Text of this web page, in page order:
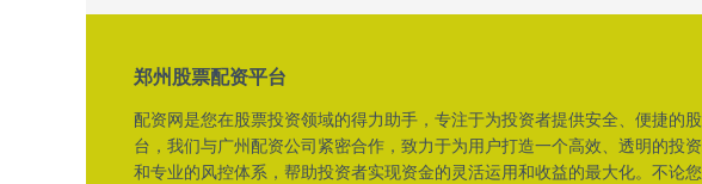
郑州股票配资平台
配资网是您在股票投资领域的得力助手，专注于为投资者提供安全、便捷的
台，我们与广州配资公司紧密合作，致力于为用户打造一个高效、透明的投
和专业的风控体系，帮助投资者实现资金的灵活运用和收益的最大化。不论